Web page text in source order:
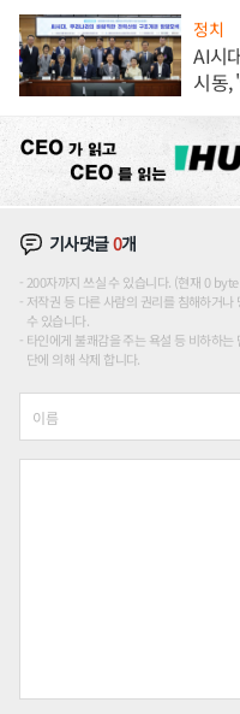
정치
AI시
시동,
기사댓글0개
200자까지 쓰실 수 있습니다. (현재 0
저작권 등 다른 사람의 권리를 침해하거
수 있습니다.
타인에게 불쾌감을 주는 욕설 등 비하하
단에 의해 삭제 합니다.